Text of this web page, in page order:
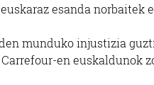
esanda
munduko injustizia
en euskaldunok